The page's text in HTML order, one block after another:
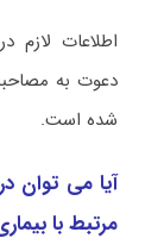
اطلاعات
دعوت به
شده است.
آیا می توان
مرتبط با